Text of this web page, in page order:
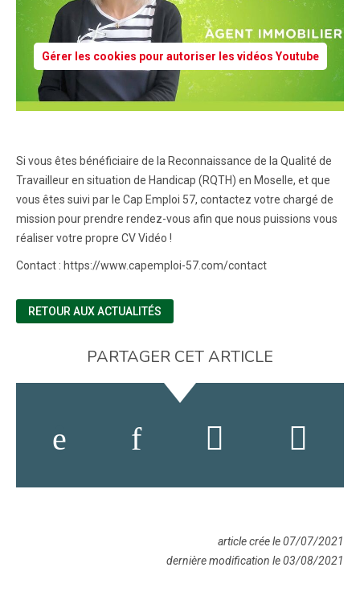
Gérer les cookies pour autoriser les vidéos Youtube
Si vous êtes bénéficiaire de la Reconnaissance de la Qualité de
Travailleur en situation de Handicap (RQTH) en Moselle, et que
vous êtes suivi par le Cap Emploi 57, contactez votre chargé de
mission pour prendre rendez-vous afin que nous puissions vous
réaliser votre propre CV Vidéo !
Contact : https://www.capemploi-57.com/contact
RETOUR AUX ACTUALITÉS
PARTAGER CET ARTICLE
article crée le 07/07/2021
dernière modification le 03/08/2021